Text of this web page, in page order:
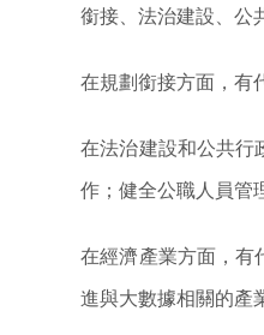
銜接、法治建設、公
在規劃銜接方面，有
在法治建設和公共行
作；健全公職人員管
在經濟產業方面，有
進與大數據相關的產